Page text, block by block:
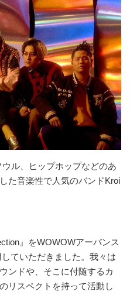
ル、ヒップホップなどのあ
た音楽性で人気のバンドKroi
』をWOWOWアーバンス
ていただきました。我々は
ンドや、そこに付随するカ
リスペクトを持って活動し